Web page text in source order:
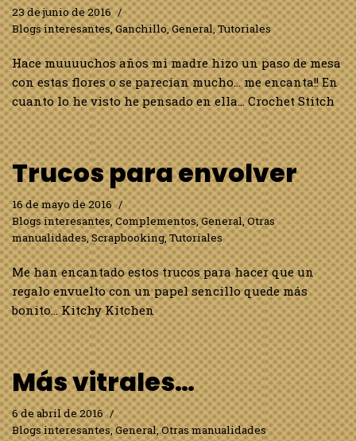
23 de junio de 2016
Blogs interesantes,Ganchillo,General,Tutoriales
Hace muuuuchos años mi madre hizo un paso de mesa
con estas flores o se parecían mucho… me encanta!! En
cuanto lo he visto he pensado en ella… Crochet Stitch
Trucos para envolver
16 de mayo de 2016
Blogs interesantes,Complementos,General,Otras
manualidades,Scrapbooking,Tutoriales
Me han encantado estos trucos para hacer que un
regalo envuelto con un papel sencillo quede más
bonito… Kitchy Kitchen
Más vitrales…
6 de abril de 2016
Blogs interesantes,General,Otras manualidades